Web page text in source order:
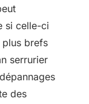
si celle-ci
plus brefs
serrurier
des